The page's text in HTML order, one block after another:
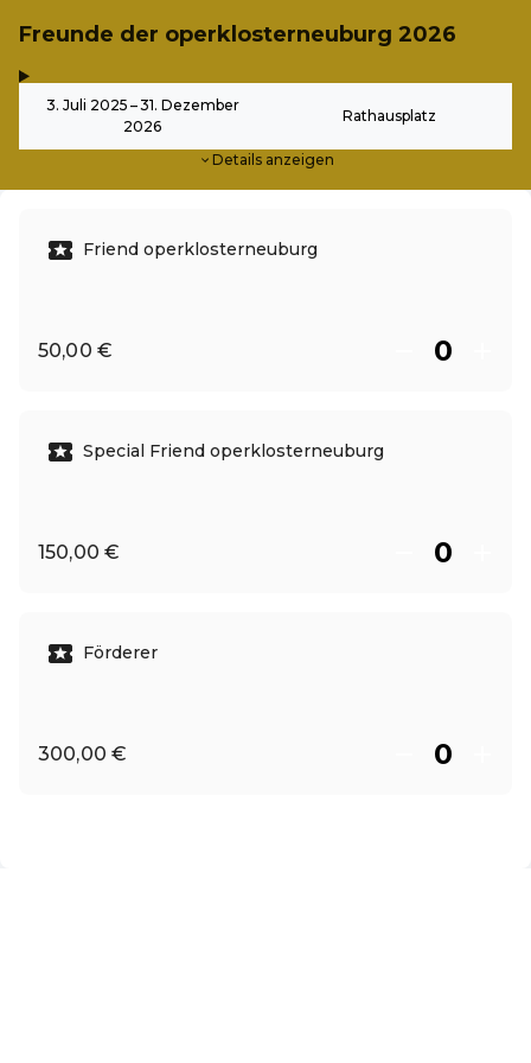
Freunde der operklosterneuburg 2026
3. Juli 2025 – 31. Dezember
2026
Rathausplatz
Details anzeigen
Friend operklosterneuburg
50,00 €
Special Friend operklosterneuburg
150,00 €
Förderer
300,00 €